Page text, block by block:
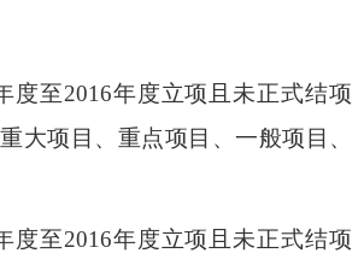
度至2016年度立项且未正式结项
大项目、重点项目、一般项目、
度至2016年度立项且未正式结项